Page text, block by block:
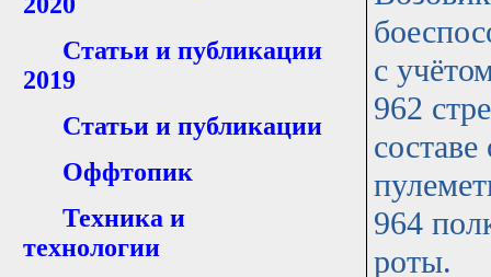
Статьи и публикации
2019
Статьи и публикации
Оффтопик
Техника и
технологии
с
962
964
роты.